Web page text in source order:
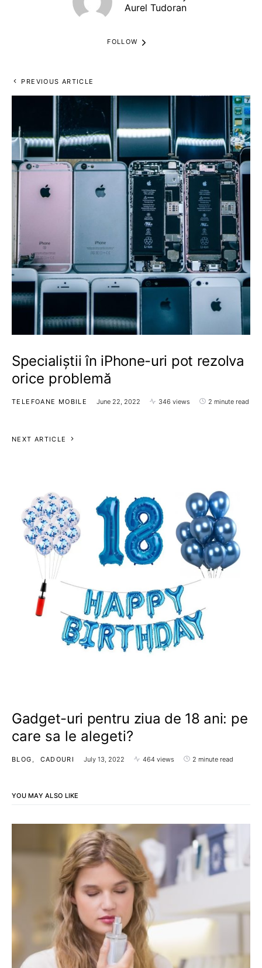
Aurel Tudoran
FOLLOW
PREVIOUS ARTICLE
Specialiștii în iPhone-uri pot rezolva
orice problemă
TELEFOANE MOBILE June 22, 2022 346 views 2 minute read
NEXT ARTICLE
Gadget-uri pentru ziua de 18 ani: pe
care sa le alegeti?
BLOG CADOURI July 13, 2022 464 views 2 minute read
YOU MAY ALSO LIKE